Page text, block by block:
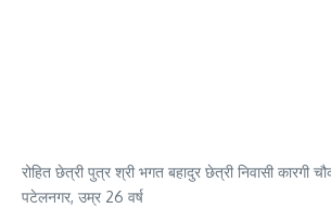
रोहित छेत्री पुत्र श्री भगत बहादुर छेत्री निवासी कारगी
पटेलनगर, उम्र 26 वर्ष